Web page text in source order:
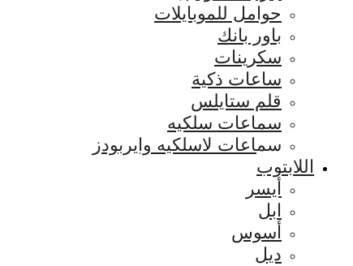
حوامل للموبايلات
باور بانك
سكرينات
ساعات ذكية
قلم ستايلس
سماعات سلكيه
سماعات لاسلكيه وايربودز
اللابتوب
أيسر
ابل
أسوس
ديل